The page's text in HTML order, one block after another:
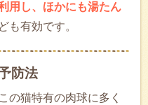
用し、ほかにも湯たん
も有効です。
防法
の猫特有の肉球に多く